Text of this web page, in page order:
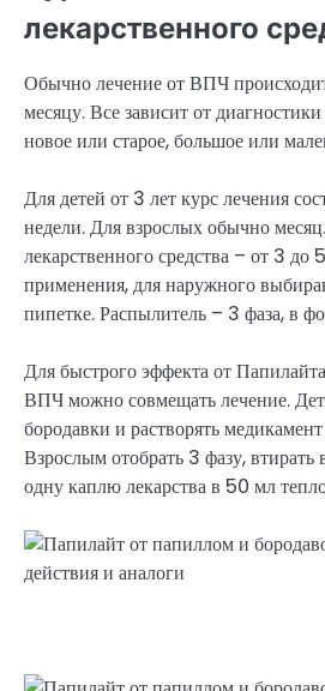
лекарственного
Обычно лечение от ВПЧ
месяцу. Все зависит от
новое или старое, большое или
Для детей от 3 лет курс лечения
недели. Для взрослых обычно
лекарственного средства – от 3 до
применения, для наружного
пипетке. Распылитель – 3 фаза, в
Для быстрого эффекта от
ВПЧ можно совмещать лечение.
бородавки и растворять
Взрослым отобрать 3 фазу, втирать
одну каплю лекарства в 50 мл